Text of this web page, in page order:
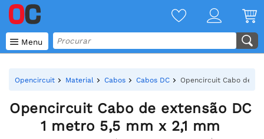
 Menu
Opencircuit Material Cabos Cabos DC Opencircuit Cabo de
Opencircuit Cabo de extensão DC
1 metro 5,5 mm x 2,1 mm